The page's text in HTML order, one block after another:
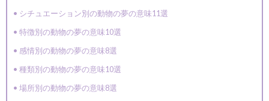
シチュエーション別の動物の夢の意味11選
特徴別の動物の夢の意味10選
感情別の動物の夢の意味8選
種類別の動物の夢の意味10選
場所別の動物の夢の意味8選